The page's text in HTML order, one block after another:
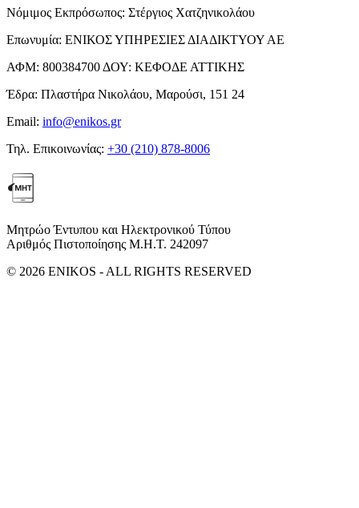
Νόμιμος Εκπρόσωπος: Στέργιος Χατζηνικολάου
Επωνυμία: ΕΝΙΚΟΣ ΥΠΗΡΕΣΙΕΣ ΔΙΑΔΙΚΤΥΟΥ ΑΕ
ΑΦΜ: 800384700 ΔΟΥ: ΚΕΦΟΔΕ ΑΤΤΙΚΗΣ
Έδρα: Πλαστήρα Νικολάου, Μαρούσι, 151 24
Email: info@enikos.gr
Τηλ. Επικοινωνίας: +30 (210) 878-8006
Μητρώο Έντυπου και Ηλεκτρονικού Τύπου
Αριθμός Πιστοποίησης Μ.Η.Τ. 242097
© 2026 ENIKOS - ALL RIGHTS RESERVED